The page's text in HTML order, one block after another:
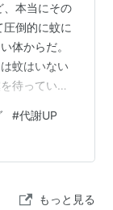
、本当にその
倒的に蚊に
体からだ。
蚊はいない
待っている
ードを紹介
のカフェで
なぁと思っ
ダルという
#代謝UP
もっと見る